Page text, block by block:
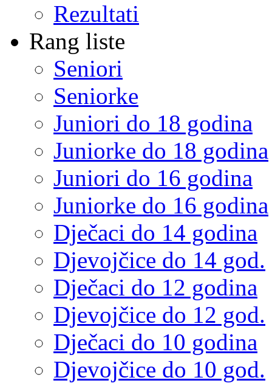
Rezultati
Rang liste
Seniori
Seniorke
Juniori do 18 godina
Juniorke do 18 godina
Juniori do 16 godina
Juniorke do 16 godina
Dječaci do 14 godina
Djevojčice do 14 god.
Dječaci do 12 godina
Djevojčice do 12 god.
Dječaci do 10 godina
Djevojčice do 10 god.